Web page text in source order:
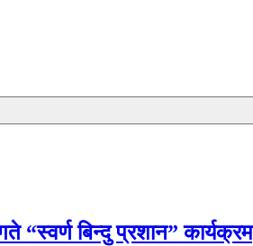
“स्वर्ण बिन्दु प्रशान” कार्यक्रम